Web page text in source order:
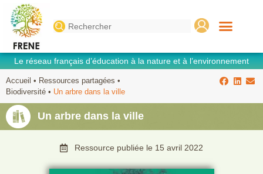
Search
for:
Le réseau français d’éducation à la nature et à l’environnement
Accueil • Ressources partagées •
Biodiversité • Un arbre dans la ville
Un arbre dans la ville
Ressource publiée le 15 avril 2022